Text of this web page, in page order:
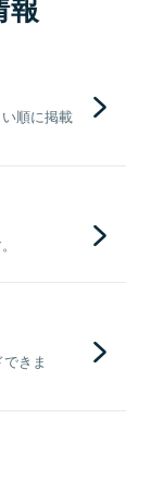
報
順に掲載
きま